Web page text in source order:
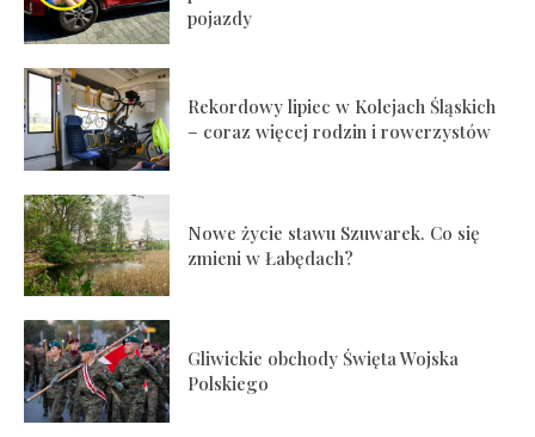
pojazdy
Rekordowy lipiec w Kolejach Śląskich
– coraz więcej rodzin i rowerzystów
Nowe życie stawu Szuwarek. Co się
zmieni w Łabędach?
Gliwickie obchody Święta Wojska
Polskiego